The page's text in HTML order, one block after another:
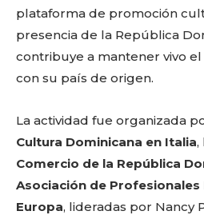
plataforma de promoción
presencia de la República
contribuye a mantener vivo
con su país de origen.
La actividad fue organizada
Cultura Dominicana en Italia,
Comercio de la República
Asociación de Profesionales
Europa, lideradas por Nancy